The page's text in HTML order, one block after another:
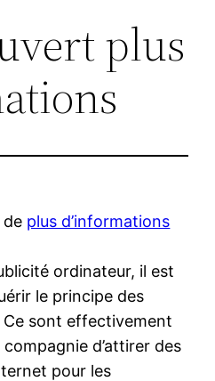
plus
de plus d’informations
ordinateur, il est
le principe des
Ce sont effectivement
d’attirer des
pour les